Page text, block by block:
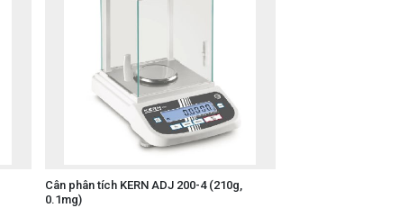
Cân phân tích KERN ADJ 200-4 (210g,
0.1mg)